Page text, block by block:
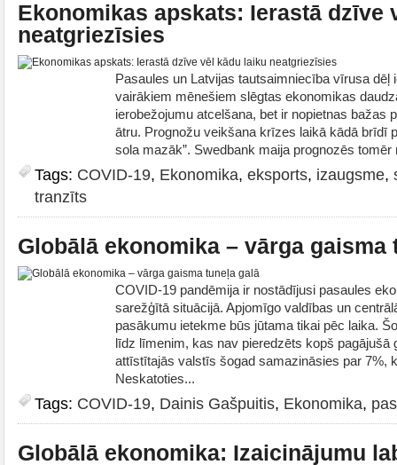
Ekonomikas apskats: Ierastā dzīve
neatgriezīsies
Pasaules un Latvijas tautsaimniecība vīrusa dēļ
vairākiem mēnešiem slēgtas ekonomikas
ierobežojumu atcelšana, bet ir nopietnas bažas
ātru. Prognožu veikšana krīzes laikā kādā brīdī
sola mazāk”. Swedbank maija prognozēs
Tags: COVID-19, Ekonomika, eksports, izaugsme,
tranzīts
Globālā ekonomika – vārga gaisma
COVID-19 pandēmija ir nostādījusi pasaules
sarežģītā situācijā. Apjomīgo valdības un
pasākumu ietekme būs jūtama tikai pēc laika.
līdz līmenim, kas nav pieredzēts kopš pagājušā
attīstītajās valstīs šogad samazināsies par 7%,
Neskatoties...
Tags: COVID-19, Dainis Gašpuitis, Ekonomika,
Globālā ekonomika: Izaicinājumu